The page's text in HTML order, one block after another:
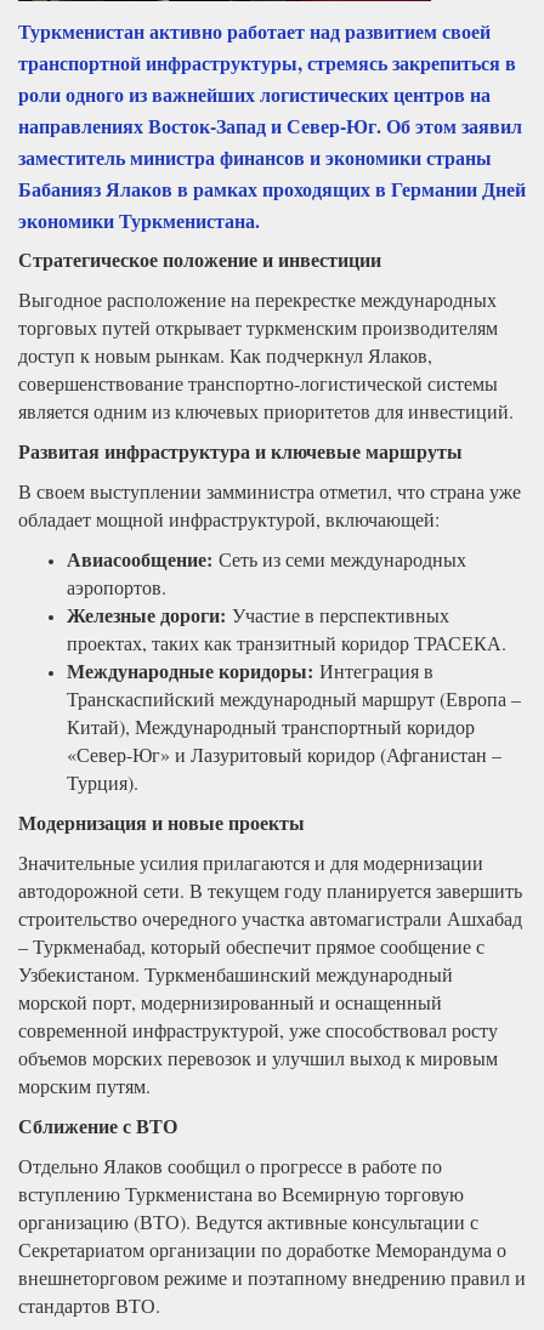
Туркменистан активно работает над развитием своей
транспортной инфраструктуры, стремясь закрепиться в
роли одного из важнейших логистических центров на
направлениях Восток-Запад и Север-Юг. Об этом заявил
заместитель министра финансов и экономики страны
Бабанияз Ялаков в рамках проходящих в Германии Дней
экономики Туркменистана.
Стратегическое положение и инвестиции
Выгодное расположение на перекрестке международных
торговых путей открывает туркменским производителям
доступ к новым рынкам. Как подчеркнул Ялаков,
совершенствование транспортно-логистической системы
является одним из ключевых приоритетов для инвестиций.
Развитая инфраструктура и ключевые маршруты
В своем выступлении замминистра отметил, что страна уже
обладает мощной инфраструктурой, включающей:
Авиасообщение: Сеть из семи международных
аэропортов.
Железные дороги: Участие в перспективных
проектах, таких как транзитный коридор ТРАСЕКА.
Международные коридоры: Интеграция в
Транскаспийский международный маршрут (Европа –
Китай), Международный транспортный коридор
«Север-Юг» и Лазуритовый коридор (Афганистан –
Турция).
Модернизация и новые проекты
Значительные усилия прилагаются и для модернизации
автодорожной сети. В текущем году планируется завершить
строительство очередного участка автомагистрали Ашхабад
– Туркменабад, который обеспечит прямое сообщение с
Узбекистаном. Туркменбашинский международный
морской порт, модернизированный и оснащенный
современной инфраструктурой, уже способствовал росту
объемов морских перевозок и улучшил выход к мировым
морским путям.
Сближение с ВТО
Отдельно Ялаков сообщил о прогрессе в работе по
вступлению Туркменистана во Всемирную торговую
организацию (ВТО). Ведутся активные консультации с
Секретариатом организации по доработке Меморандума о
внешнеторговом режиме и поэтапному внедрению правил и
стандартов ВТО.